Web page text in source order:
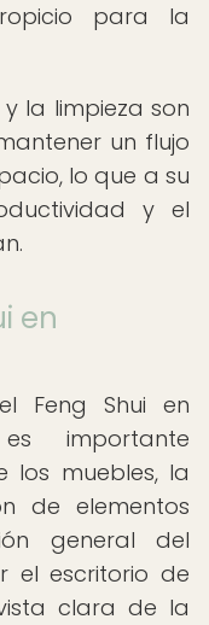
para la
la limpieza son
un flujo
lo que a su
y el
en
Feng Shui en
importante
los muebles, la
de elementos
general del
el escritorio de
clara de la